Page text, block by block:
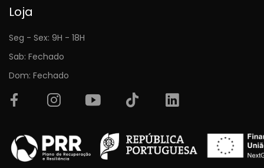
Loja
Seg - Sex: 9H - 18H
Sab: Fechado
Dom: Fechado